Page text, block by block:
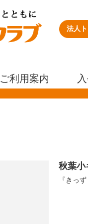
法人
ご利用案内
秋葉小
『きっ